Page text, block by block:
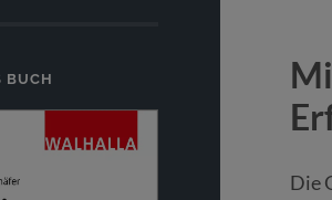
BUCH
Die